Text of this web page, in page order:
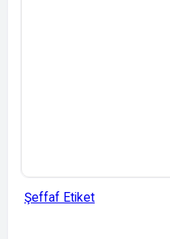
Şeffaf Etiket